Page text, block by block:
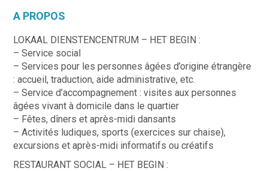
A PROPOS
LOKAAL DIENSTENCENTRUM – HET BEGIN :
– Service social
– Services pour les personnes âgées d’origine étrangère
: accueil, traduction, aide administrative, etc.
– Service d’accompagnement : visites aux personnes
âgées vivant à domicile dans le quartier
– Fêtes, dîners et après-midi dansants
– Activités ludiques, sports (exercices sur chaise),
excursions et après-midi informatifs ou créatifs
RESTAURANT SOCIAL – HET BEGIN :